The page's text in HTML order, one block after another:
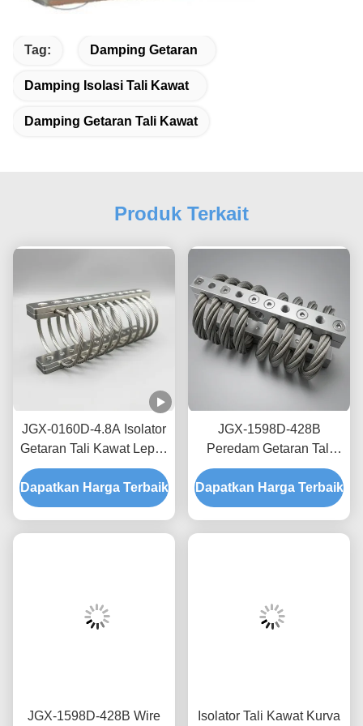
Tag: Damping Getaran
Damping Isolasi Tali Kawat
Damping Getaran Tali Kawat
Produk Terkait
JGX-0160D-4.8A Isolator
Getaran Tali Kawat Lepas
Pantai Laut Bebas
Perawatan Shock Mount
Baja Tahan Karat
Dapatkan Harga Terbaik
JGX-1598D-428B
Peredam Getaran Tali
Kawat Tanpa Creep,
Gesekan Bebas Oli,
Peredam untuk
Dapatkan Harga Terbaik
JGX-1598D-428B Wire
Isolator Tali Kawat Kurva